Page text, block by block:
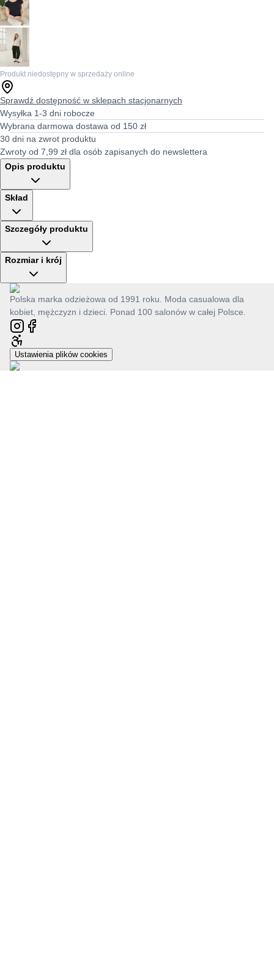
Produkt niedostępny w sprzedaży online
Sprawdź dostępność w sklepach stacjonarnych
Wysyłka 1-3 dni robocze
Wybrana darmowa dostawa od 150 zł
30 dni na zwrot produktu
Zwroty od 7,99 zł dla osób zapisanych do newslettera
Opis produktu
Skład
Szczegóły produktu
Rozmiar i krój
Polska marka odzieżowa od 1991 roku. Moda casualowa dla
kobiet, mężczyzn i dzieci. Ponad 100 salonów w całej Polsce.
Ustawienia plików cookies